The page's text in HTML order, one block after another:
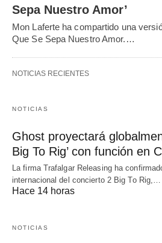
Sepa Nuestro Amor’
Mon Laferte ha compartido una
Que Se Sepa Nuestro Amor.…
NOTICIAS RECIENTES
NOTICIAS
Ghost proyectará
Big To Rig’ con función en
La firma Trafalgar Releasing ha
internacional del concierto 2 Big To Rig,…
Hace 14 horas
NOTICIAS